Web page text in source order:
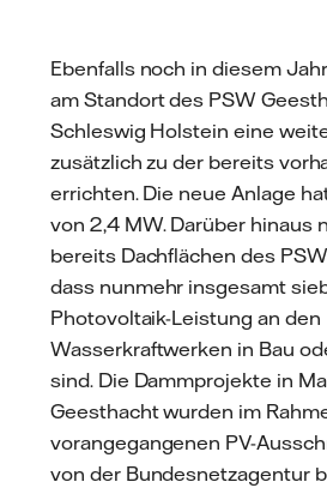
Ebenfalls noch in diesem
am Standort des PSW
Schleswig Holstein eine
zusätzlich zu der bereits
errichten. Die neue Anlage
von 2,4 MW. Darüber hinaus
bereits Dachflächen des
dass nunmehr insgesamt
Photovoltaik-Leistung an den
Wasserkraftwerken in Bau
sind. Die Dammprojekte in
Geesthacht wurden im
vorangegangenen PV-
von der Bundesnetzagentur